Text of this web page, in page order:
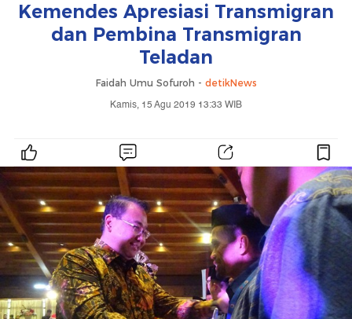
Kemendes Apresiasi Transmigran
dan Pembina Transmigran
Teladan
Faidah Umu Sofuroh - detikNews
Kamis, 15 Agu 2019 13:33 WIB